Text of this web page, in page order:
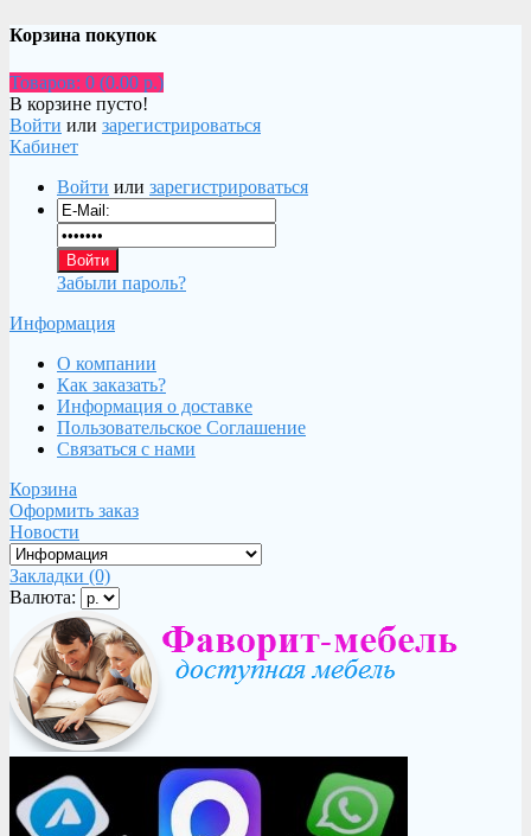
Корзина покупок
Товаров: 0 (0.00 р.)
В корзине пусто!
Войти или зарегистрироваться
Кабинет
Войти или зарегистрироваться
Забыли пароль?
Информация
О компании
Как заказать?
Информация о доставке
Пользовательское Соглашение
Связаться с нами
Корзина
Оформить заказ
Новости
Закладки (0)
Валюта: